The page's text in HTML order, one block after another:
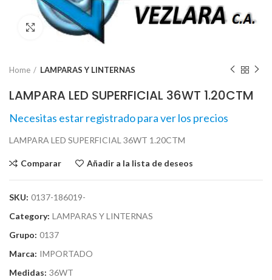
Click para agrandar
Home LAMPARAS Y LINTERNAS
LAMPARA LED SUPERFICIAL 36WT 1.20CTM
Necesitas estar registrado para ver los precios
LAMPARA LED SUPERFICIAL 36WT 1.20CTM
Comparar Añadir a la lista de deseos
SKU: 0137-186019-
Category: LAMPARAS Y LINTERNAS
Grupo: 0137
Marca: IMPORTADO
Medidas: 36WT